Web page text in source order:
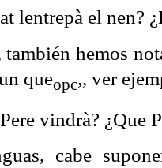
lentrepà el nen?
también hemos
queopc,, ver
vindrà? ¿Que
cabe